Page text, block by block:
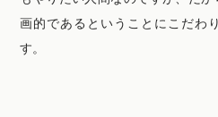
画的であるということにこだわ
す。